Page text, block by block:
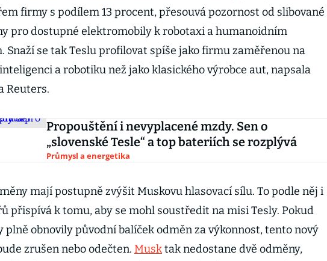
firmy s podílem 13 procent, přesouvá pozornost od slibované
pro dostupné elektromobily k robotaxi a humanoidním
Snaží se tak Teslu profilovat spíše jako firmu zaměřenou na
a robotiku než jako klasického výrobce aut, napsala
Reuters.
Propouštění i nevyplacené mzdy. Sen o
„slovenské Tesle“ a top bateriích se rozplývá
Průmysl a energetika
mají postupně zvýšit Muskovu hlasovací sílu. To podle něj i
přispívá k tomu, aby se mohl soustředit na misi Tesly. Pokud
plně obnovily původní balíček odměn za výkonnost, tento nový
zrušen nebo odečten. Musktak nedostane dvě odměny,